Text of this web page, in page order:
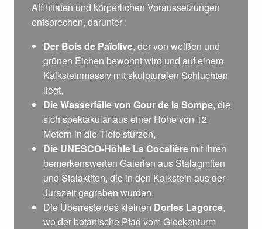
Affinitäten und körperlichen Voraussetzungen
entsprechen, darunter :
Der Bois de Païolive, der von weißen und
grünen Eichen bewohnt wird und auf einem
Kalksteinmassiv mit skulpturalen Schluchten
liegt,
Die Wasserfälle von Gour de la Sompe, die
sich spektakulär aus einer Höhe von 12
Metern in die Tiefe stürzen,
Die UNESCO-Höhle La Cocalière mit ihren
bemerkenswerten Galerien aus Stalagmiten
und Stalaktiten, die in den Kalkstein aus der
Jurazeit gegraben wurden,
Die Überreste des kleinen Dorfes Lagorce,
wo der botanische Pfad vom Glockenturm